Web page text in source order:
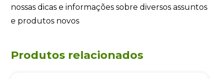
nossas dicas e informações sobre diversos assuntos
e produtos novos
Produtos relacionados